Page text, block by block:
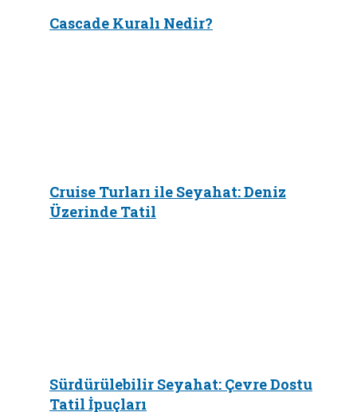
Cascade Kuralı Nedir?
Cruise Turları ile Seyahat: Deniz
Üzerinde Tatil
Sürdürülebilir Seyahat: Çevre Dostu
Tatil İpuçları